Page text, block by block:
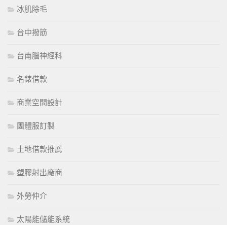
冰肌除毛
台中撥筋
台南腦神經科
名錶借款
商業空間設計
團體服訂製
土地借款推薦
塑膠射出廠商
外勞仲介
太陽能儲能系統